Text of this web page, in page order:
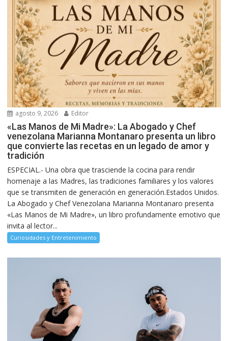
agosto 9, 2026 Editor
«Las Manos de Mi Madre»: La Abogado y Chef
venezolana Marianna Montanaro presenta un libro
que convierte las recetas en un legado de amor y
tradición
ESPECIAL.- Una obra que trasciende la cocina para rendir
homenaje a las Madres, las tradiciones familiares y los valores
que se transmiten de generación en generación.Estados Unidos.
La Abogado y Chef Venezolana Marianna Montanaro presenta
«Las Manos de Mi Madre», un libro profundamente emotivo que
invita al lector...
Curiosidades y Entretenimiento